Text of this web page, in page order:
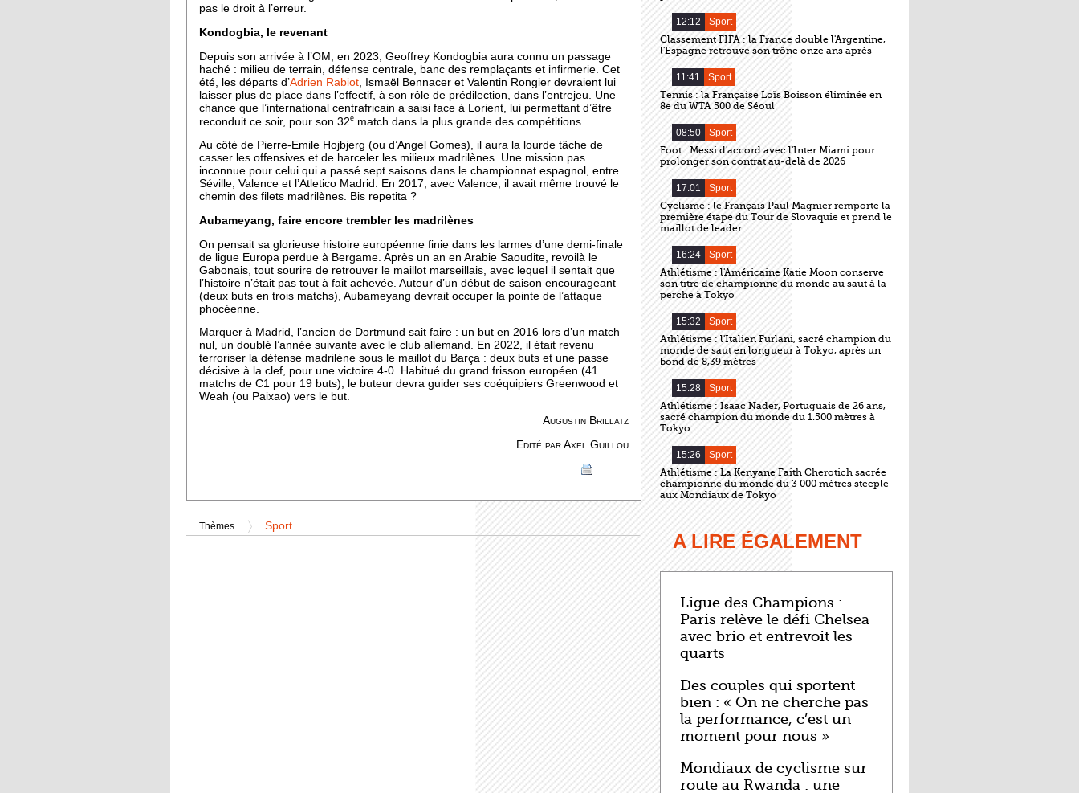
pas le droit à l’erreur.
Kondogbia, le revenant
Depuis son arrivée à l’OM, en 2023, Geoffrey Kondogbia aura connu un passage
haché : milieu de terrain, défense centrale, banc des remplaçants et infirmerie. Cet
été, les départs d’Adrien Rabiot , Ismaël Bennacer et Valentin Rongier devraient lui
laisser plus de place dans l’effectif, à son rôle de prédilection, dans l’entrejeu. Une
chance que l’international centrafricain a saisi face à Lorient, lui permettant d’être
reconduit ce soir, pour son 32e match dans la plus grande des compétitions.
Au côté de Pierre-Emile Hojbjerg (ou d’Angel Gomes), il aura la lourde tâche de
casser les offensives et de harceler les milieux madrilènes. Une mission pas
inconnue pour celui qui a passé sept saisons dans le championnat espagnol, entre
Séville, Valence et l’Atletico Madrid. En 2017, avec Valence, il avait même trouvé le
chemin des filets madrilènes. Bis repetita ?
Aubameyang, faire encore trembler les madrilènes
On pensait sa glorieuse histoire européenne finie dans les larmes d’une demi-finale
de ligue Europa perdue à Bergame. Après un an en Arabie Saoudite, revoilà le
Gabonais, tout sourire de retrouver le maillot marseillais, avec lequel il sentait que
l’histoire n’était pas tout à fait achevée. Auteur d’un début de saison encourageant
(deux buts en trois matchs), Aubameyang devrait occuper la pointe de l’attaque
phocéenne.
Marquer à Madrid, l’ancien de Dortmund sait faire : un but en 2016 lors d’un match
nul, un doublé l’année suivante avec le club allemand. En 2022, il était revenu
terroriser la défense madrilène sous le maillot du Barça : deux buts et une passe
décisive à la clef, pour une victoire 4-0. Habitué du grand frisson européen (41
matchs de C1 pour 19 buts), le buteur devra guider ses coéquipiers Greenwood et
Weah (ou Paixao) vers le but.
Augustin Brillatz
Edité par Axel Guillou
Thèmes Sport
12:12
Sport
Classement FIFA : la France double l'Argentine,
l'Espagne retrouve son trône onze ans après
11:41
Sport
Tennis : la Française Loïs Boisson éliminée en
8e du WTA 500 de Séoul
08:50
Sport
Foot : Messi d'accord avec l'Inter Miami pour
prolonger son contrat au-delà de 2026
17:01
Sport
Cyclisme : le Français Paul Magnier remporte la
première étape du Tour de Slovaquie et prend le
maillot de leader
16:24
Sport
Athlétisme : l'Américaine Katie Moon conserve
son titre de championne du monde au saut à la
perche à Tokyo
15:32
Sport
Athlétisme : l'Italien Furlani, sacré champion du
monde de saut en longueur à Tokyo, après un
bond de 8,39 mètres
15:28
Sport
Athlétisme : Isaac Nader, Portuguais de 26 ans,
sacré champion du monde du 1.500 mètres à
Tokyo
15:26
Sport
Athlétisme : La Kenyane Faith Cherotich sacrée
championne du monde du 3 000 mètres steeple
aux Mondiaux de Tokyo
A LIRE ÉGALEMENT
Ligue des Champions :
Paris relève le défi Chelsea
avec brio et entrevoit les
quarts
Des couples qui sportent
bien : « On ne cherche pas
la performance, c’est un
moment pour nous »
Mondiaux de cyclisme sur
route au Rwanda : une